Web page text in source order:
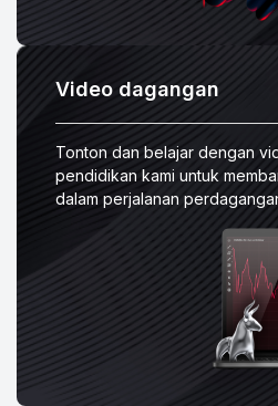
Video dagangan
Tonton dan belajar dengan
pendidikan kami untuk
dalam perjalanan